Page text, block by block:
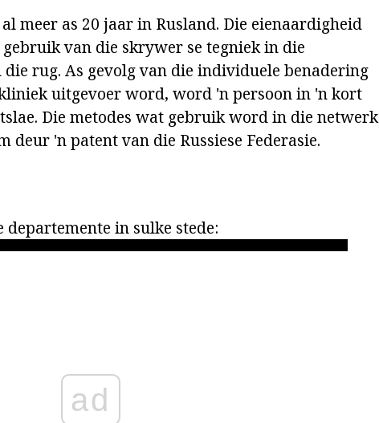
meer as 20 jaar in Rusland. Die eienaardigheid
van die skrywer se tegniek in die
rug. As gevolg van die individuele benadering
uitgevoer word, word 'n persoon in 'n kort
Die metodes wat gebruik word in die netwerk
'n patent van die Russiese Federasie.
in sulke stede:
ad